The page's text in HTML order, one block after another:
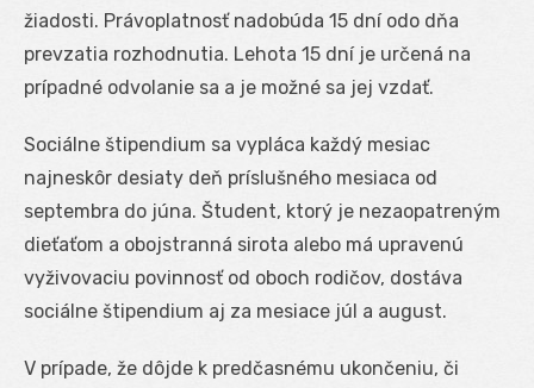
žiadosti. Právoplatnosť nadobúda 15 dní odo dňa
prevzatia rozhodnutia. Lehota 15 dní je určená na
prípadné odvolanie sa a je možné sa jej vzdať.
Sociálne štipendium sa vypláca každý mesiac
najneskôr desiaty deň príslušného mesiaca od
septembra do júna. Študent, ktorý je nezaopatreným
dieťaťom a obojstranná sirota alebo má upravenú
vyživovaciu povinnosť od oboch rodičov, dostáva
sociálne štipendium aj za mesiace júl a august.
V prípade, že dôjde k predčasnému ukončeniu, či